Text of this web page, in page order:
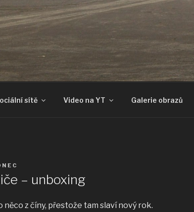
sítě Video na YT Galerie obrazů
– unboxing
něco z číny, přestože tam slaví nový rok.